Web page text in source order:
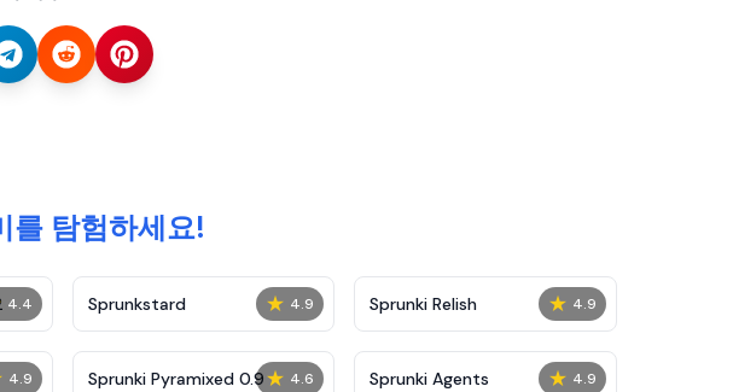
를 탐험하세요!
4.4 ★ 4.9
Sprunkstard ★ 4.9
Sprunki Relish
4.9 ★ 4.6
Sprunki Pyramixed 0.9 ★ 4.9
Sprunki Agents